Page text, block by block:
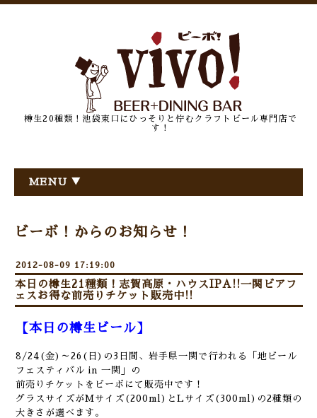
樽生20種類！池袋東口にひっそりと佇むクラフトビール専門店で
す！
MENU ▼
ビーボ！からのお知らせ！
2012-08-09 17:19:00
本日の樽生21種類！志賀高原・ハウスIPA!!一関ビアフ
ェスお得な前売りチケット販売中!!
【本日の樽生ビール】
8/24(金)～26(日)の3日間、岩手県一関で行われる「地ビール
フェスティバル in 一関」の
前売りチケットをビーボにて販売中です！
グラスサイズがMサイズ(200ml)とLサイズ(300ml)の2種類の
大きさが選べます。